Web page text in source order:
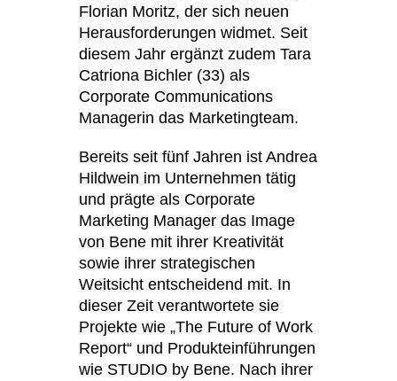
Kanada(CA)
Kasachstan(KZ)
Kenia(KE)
Kroatien
Kuwait(KW)
Liechtenstein(LI)
(LT)
Luxemburg(LU)
Malaysia(MY)
Marokko(MA)
Mauretanien(MR)
Neuseeland(NZ)
Niederlande(NL)
Nigeria (NG)
Florian Moritz, der sich neuen
Herausforderungen widmet. Seit
diesem Jahr ergänzt zudem Tara
Catriona Bichler (33) als
Corporate Communications
Managerin das Marketingteam.
Bereits seit fünf Jahren ist Andrea
Hildwein im Unternehmen tätig
und prägte als Corporate
Marketing Manager das Image
von Bene mit ihrer Kreativität
sowie ihrer strategischen
Weitsicht entscheidend mit. In
dieser Zeit verantwortete sie
Projekte wie „The Future of Work
Report“ und Produkteinführungen
wie STUDIO by Bene. Nach ihrer